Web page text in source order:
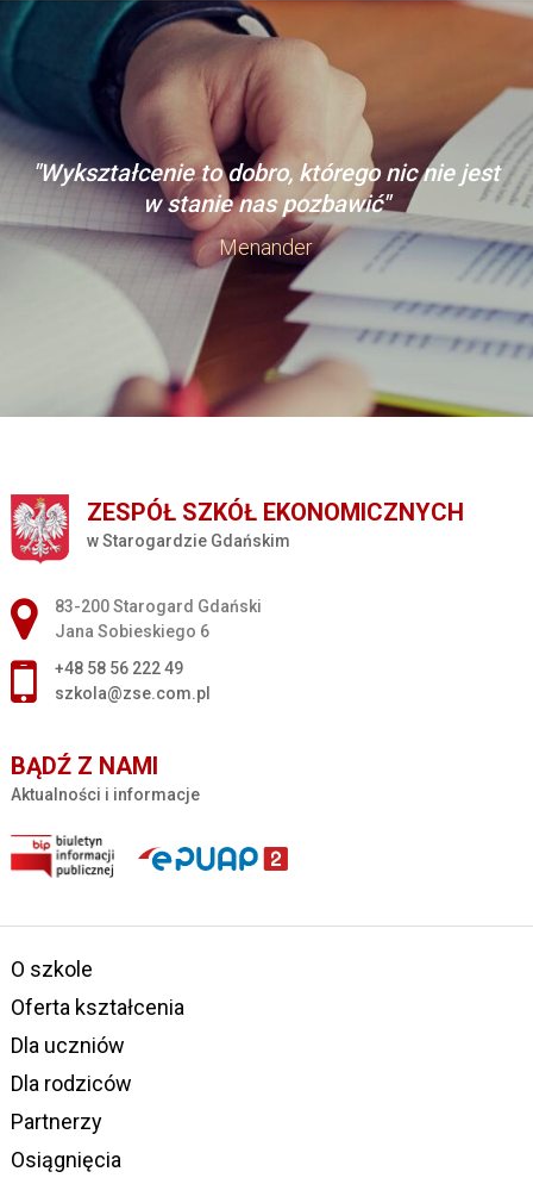
"Wykształcenie to dobro, którego nic nie jest
w stanie nas pozbawić"
Menander
ZESPÓŁ SZKÓŁ EKONOMICZNYCH
w Starogardzie Gdańskim
Adres pocztowy:
83-200 Starogard Gdański
Jana Sobieskiego 6
+48 58 56 222 49
szkola@zse.com.pl
BĄDŹ Z NAMI
Aktualności i informacje
O szkole
Oferta kształcenia
Dla uczniów
Dla rodziców
Partnerzy
Osiągnięcia